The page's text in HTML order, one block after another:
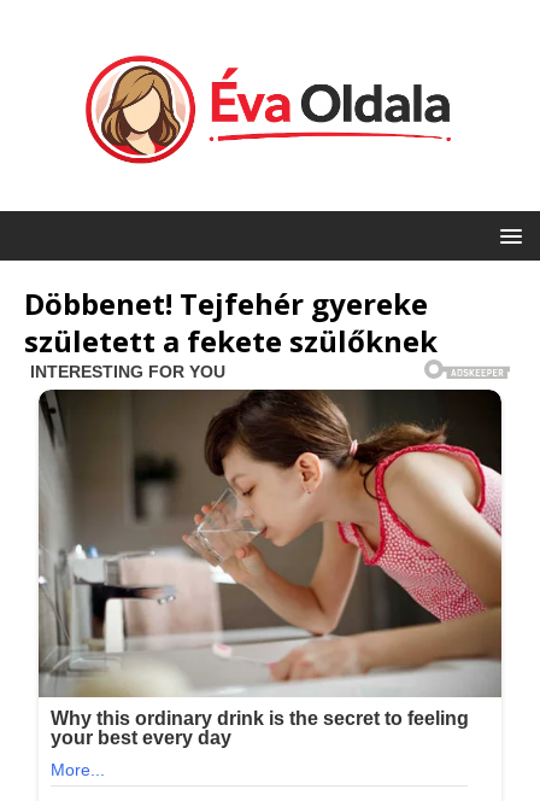
Döbbenet! Tejfehér gyereke
született a fekete szülőknek